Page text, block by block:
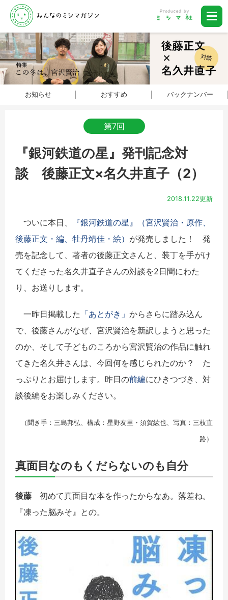
お知らせ おすすめ バックナンバー
第7回
『銀河鉄道の星』発刊記念対
談 後藤正文×名久井直子（2）
2018.11.22更新
ついに本日、
『銀河鉄道の星』（宮沢賢治・原作、
後藤正文・編、牡丹靖佳・絵） が発売しました！ 発
売を記念して、著者の後藤正文さんと、装丁を手がけ
てくださった名久井直子さんの対談を2日間にわた
り、お送りします。
一昨日掲載した 「あとがき」 からさらに踏み込ん
で、後藤さんがなぜ、宮沢賢治を新訳しようと思った
のか、そして子どものころから宮沢賢治の作品に触れ
てきた名久井さんは、今回何を感じられたのか？ た
っぷりとお届けします。昨日の前編にひきつづき、対
談後編をお楽しみください。
（聞き手：三島邦弘、構成：星野友里・須賀紘也、写真：三枝直
路）
真面目なのもくだらないのも自分
後藤 初めて真面目な本を作ったからなあ。落差ね。
『凍った脳みそ』との。